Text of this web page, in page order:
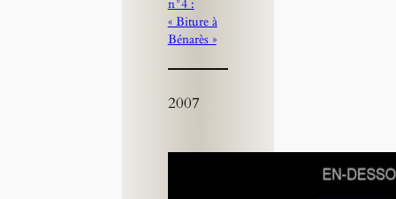
n°4 :
« Biture à
Bénarès »
2007